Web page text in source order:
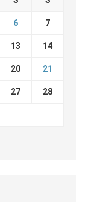
6 7
13 14
20 21
27 28